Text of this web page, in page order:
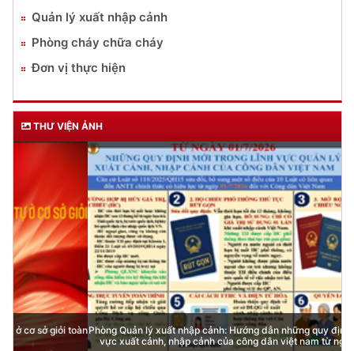
Quản lý xuất nhập cảnh
Phòng cháy chữa cháy
Đơn vị thực hiện
THƯ VIỆN ẢNH
Phòng Quản lý xuất nhập cảnh: Hướng dẫn những quy định mới trong lĩnh
vực xuất cảnh, nhập cảnh của công dân việt nam từ ngày 01/7/2026